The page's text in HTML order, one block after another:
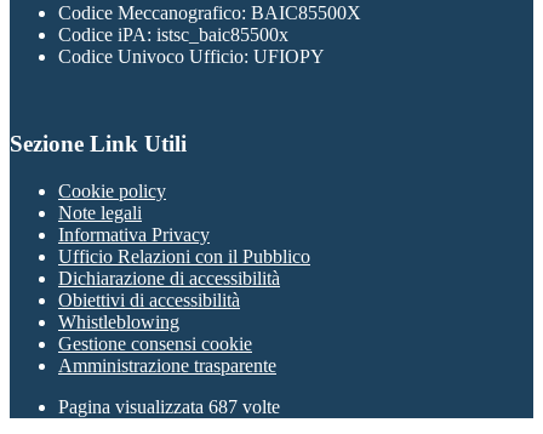
Codice Meccanografico: BAIC85500X
Codice iPA: istsc_baic85500x
Codice Univoco Ufficio: UFIOPY
Sezione Link Utili
Cookie policy
Note legali
Informativa Privacy
Ufficio Relazioni con il Pubblico
Dichiarazione di accessibilità
Obiettivi di accessibilità
Whistleblowing
Gestione consensi cookie
Amministrazione trasparente
Pagina visualizzata 687 volte